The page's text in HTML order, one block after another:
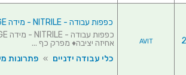
AVIT
כפפות עבודה - NITRILE - מידה EXTRA LARGE
אחיזה יציבה♦ מפרק כף ...
כלי עבודה ידניים » פתרונות